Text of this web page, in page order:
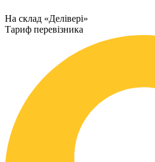
На склад «Делівері»
Тариф перевізника